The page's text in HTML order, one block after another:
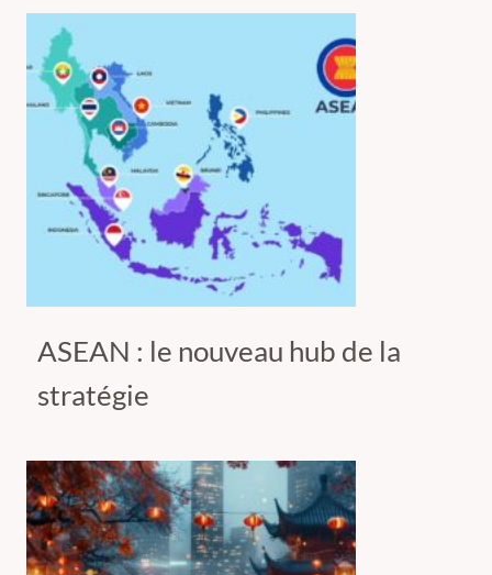
ASEAN : le nouveau hub de la
stratégie